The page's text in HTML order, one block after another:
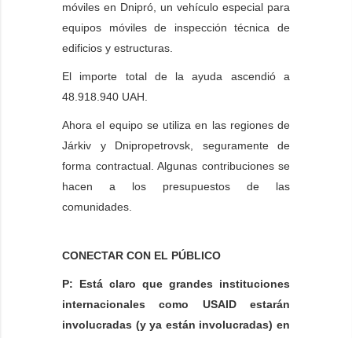
móviles en Dnipró, un vehículo especial para
equipos móviles de inspección técnica de
edificios y estructuras.
El importe total de la ayuda ascendió a
48.918.940 UAH.
Ahora el equipo se utiliza en las regiones de
Járkiv y Dnipropetrovsk, seguramente de
forma contractual. Algunas contribuciones se
hacen a los presupuestos de las
comunidades.
CONECTAR CON EL PÚBLICO
P: Está claro que grandes instituciones
internacionales como USAID estarán
involucradas (y ya están involucradas) en